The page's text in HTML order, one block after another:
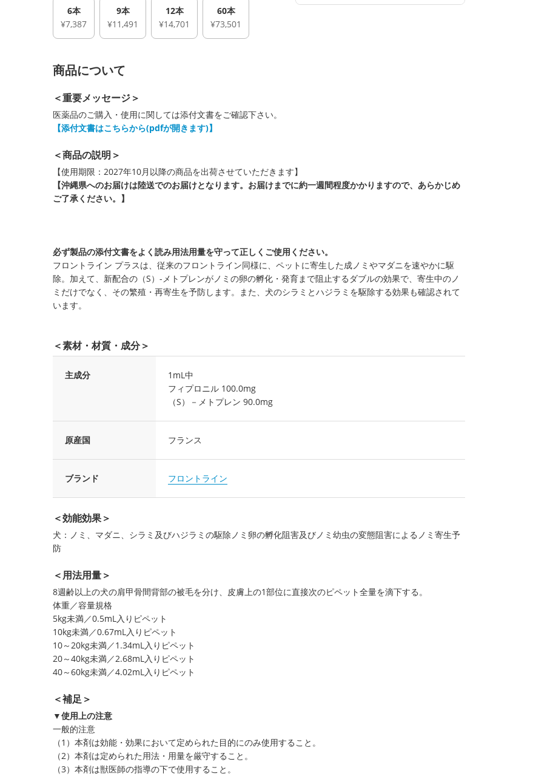
6本
¥7,387
9本
¥11,491
12本
¥14,701
60本
¥73,501
商品について
＜重要メッセージ＞
医薬品のご購入・使用に関しては添付文書をご確認下さい。
【添付文書はこちらから(pdfが開きます)】
＜商品の説明＞
【使用期限：2027年10月以降の商品を出荷させていただきます】
【沖縄県へのお届けは陸送でのお届けとなります。お届けまでに約一週間程度かかりますので、あらかじめ
ご了承ください。】
必ず製品の添付文書をよく読み用法用量を守って正しくご使用ください。
フロントライン プラスは、従来のフロントライン同様に、ペットに寄生した成ノミやマダニを速やかに駆
除。加えて、新配合の（S）-メトプレンがノミの卵の孵化・発育まで阻止するダブルの効果で、寄生中のノ
ミだけでなく、その繁殖・再寄生を予防します。また、犬のシラミとハジラミを駆除する効果も確認されて
います。
＜素材・材質・成分＞
主成分
1mL中
フィプロニル 100.0mg
（S）－メトプレン 90.0mg
原産国 フランス
ブランド フロントライン
＜効能効果＞
犬：ノミ、マダニ、シラミ及びハジラミの駆除ノミ卵の孵化阻害及びノミ幼虫の変態阻害によるノミ寄生予
防
＜用法用量＞
8週齢以上の犬の肩甲骨間背部の被毛を分け、皮膚上の1部位に直接次のピペット全量を滴下する。
体重／容量規格
5kg未満／0.5mL入りピペット
10kg未満／0.67mL入りピペット
10～20kg未満／1.34mL入りピペット
20～40kg未満／2.68mL入りピペット
40～60kg未満／4.02mL入りピペット
＜補足＞
▼使用上の注意
一般的注意
（1）本剤は効能・効果において定められた目的にのみ使用すること。
（2）本剤は定められた用法・用量を厳守すること。
（3）本剤は獣医師の指導の下で使用すること。